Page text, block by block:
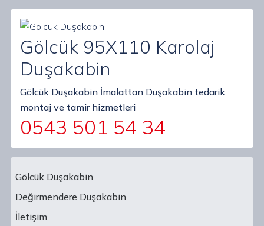
Gölcük 95X110 Karolaj
Duşakabin
Gölcük Duşakabin İmalattan Duşakabin tedarik
montaj ve tamir hizmetleri
0543 501 54 34
Main Navigation
Gölcük Duşakabin
Değirmendere Duşakabin
İletişim